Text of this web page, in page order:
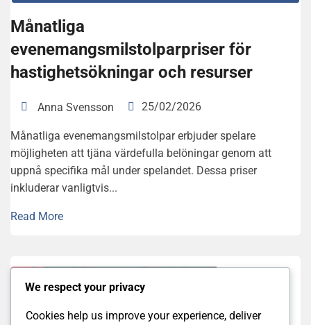
Månatliga
evenemangsmilstolparpriser för
hastighetsökningar och resurser
Anna Svensson 25/02/2026
Månatliga evenemangsmilstolpar erbjuder spelare
möjligheten att tjäna värdefulla belöningar genom att
uppnå specifika mål under spelandet. Dessa priser
inkluderar vanligtvis...
Read More
We respect your privacy
Cookies help us improve your experience, deliver